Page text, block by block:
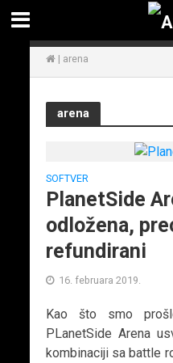
| arena
arena
SOFTVER
PlanetSide
odložena,
refundirani
16. februara 2019.
Kao što smo
PLanetSide Arena
kombinaciji sa battle